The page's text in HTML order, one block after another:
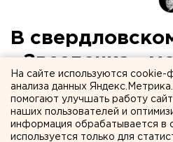
В
«Звездочка»
детей
В качканарском садике
температурный режим.
На сайте используются cookie-
анализа данных
помогают улучшать работу
наших пользователей и
информация обрабатывается в
используется только для